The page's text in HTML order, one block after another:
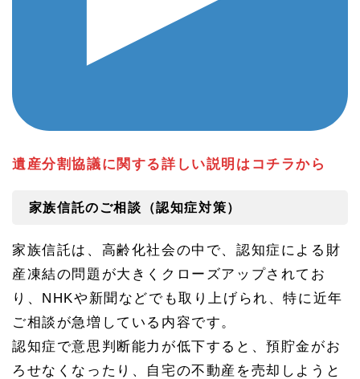
遺産分割協議に関する詳しい説明はコチラから
家族信託のご相談（認知症対策）
家族信託は、高齢化社会の中で、認知症による財
産凍結の問題が大きくクローズアップされてお
り、NHKや新聞などでも取り上げられ、特に近年
ご相談が急増している内容です。
認知症で意思判断能力が低下すると、預貯金がお
ろせなくなったり、自宅の不動産を売却しようと